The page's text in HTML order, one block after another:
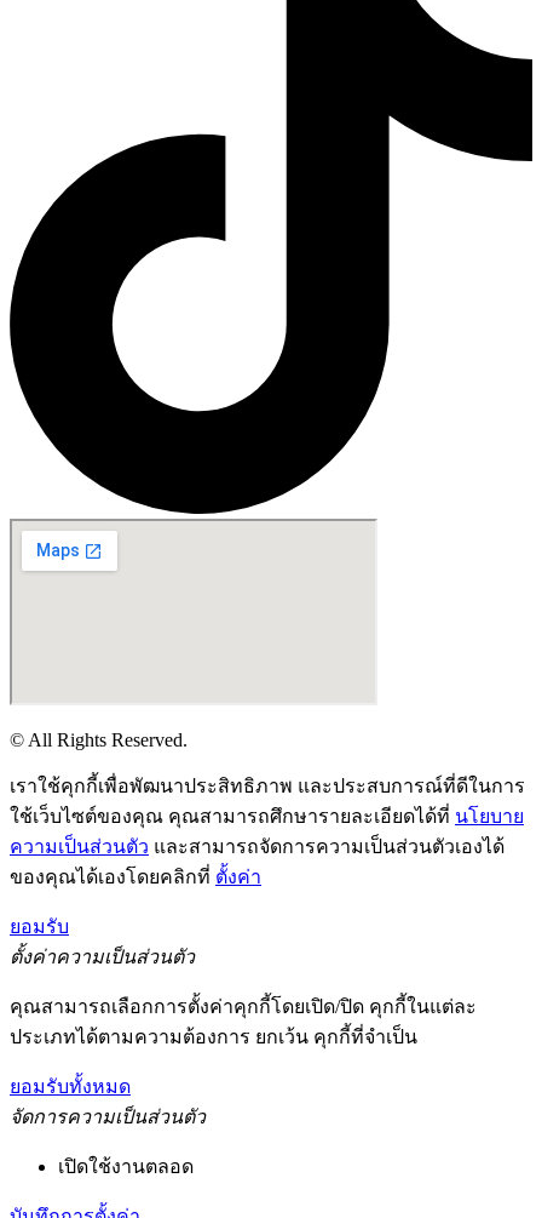
© All Rights Reserved.
เราใช้คุกกี้เพื่อพัฒนาประสิทธิภาพ และประสบการณ์ที่ดีในการ
ใช้เว็บไซต์ของคุณ คุณสามารถศึกษารายละเอียดได้ที่ นโยบาย
ความเป็นส่วนตัว และสามารถจัดการความเป็นส่วนตัวเองได้
ของคุณได้เองโดยคลิกที่ ตั้งค่า
ยอมรับ
ตั้งค่าความเป็นส่วนตัว
คุณสามารถเลือกการตั้งค่าคุกกี้โดยเปิด/ปิด คุกกี้ในแต่ละ
ประเภทได้ตามความต้องการ ยกเว้น คุกกี้ที่จำเป็น
ยอมรับทั้งหมด
จัดการความเป็นส่วนตัว
เปิดใช้งานตลอด